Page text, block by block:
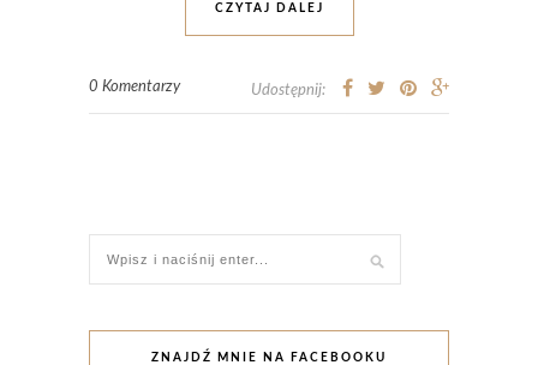
CZYTAJ DALEJ
0 Komentarzy Udostępnij:
ZNAJDŹ MNIE NA FACEBOOKU